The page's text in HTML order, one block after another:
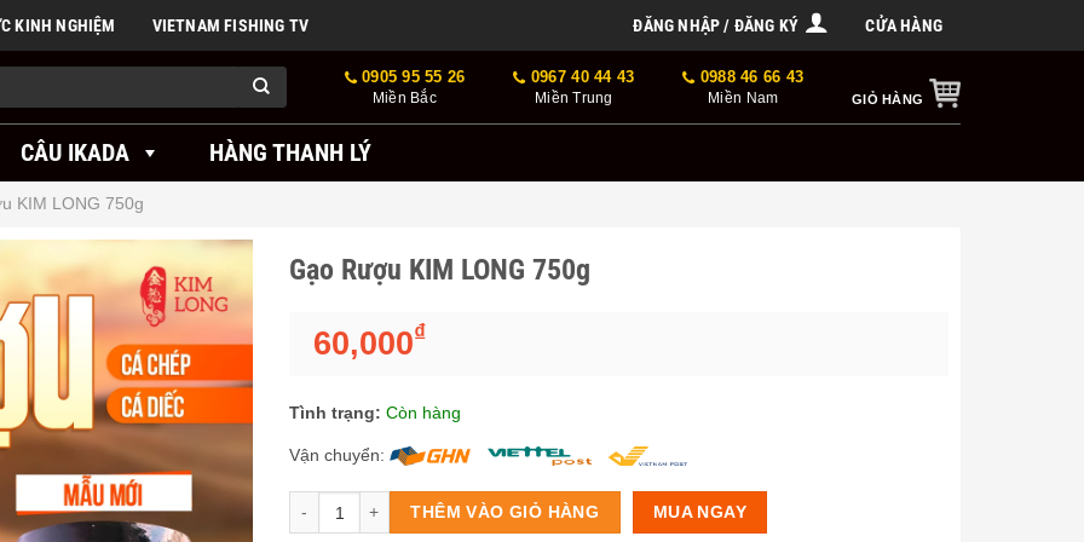
KINH NGHIỆM VIETNAM FISHING TV ĐĂNG NHẬP / ĐĂNG KÝ CỬA HÀNG
0905 95 55 26
Miền Bắc
0967 40 44 43
Miền Trung
0988 46 66 43
Miền Nam GIỎ HÀNG
CÂU IKADA HÀNG THANH LÝ
KIM LONG 750g
Gạo Rượu KIM LONG 750g
60,000₫
Tình trạng: Còn hàng
Vận chuyển:
THÊM VÀO GIỎ HÀNG MUA NGAY